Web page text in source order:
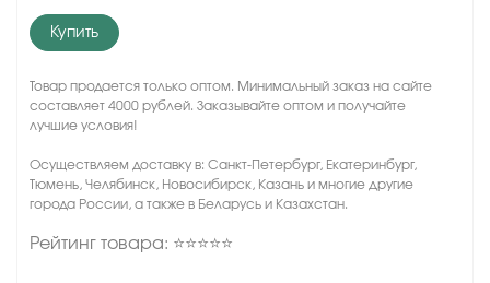
Купить
Товар продается только оптом. Минимальный заказ на сайте
составляет 4000 рублей. Заказывайте оптом и получайте
лучшие условия!
Осуществляем доставку в: Санкт-Петербург, Екатеринбург,
Тюмень, Челябинск, Новосибирск, Казань и многие другие
города России, а также в Беларусь и Казахстан.
Рейтинг товара: ⭐⭐⭐⭐⭐